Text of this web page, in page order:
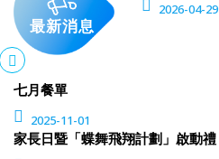
最新消息
2026-04-29
七月餐單
2025-11-01
家長日暨「蝶舞飛翔計劃」啟動禮